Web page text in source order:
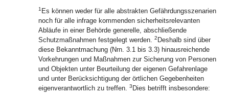
1 Es können weder für alle abstrakten Gefährdungsszenarien
noch für alle infrage kommenden sicherheitsrelevanten
Abläufe in einer Behörde generelle, abschließende
Schutzmaßnahmen festgelegt werden. 2 Deshalb sind über
diese Bekanntmachung (Nrn. 3.1 bis 3.3) hinausreichende
Vorkehrungen und Maßnahmen zur Sicherung von Personen
und Objekten unter Beurteilung der eigenen Gefahrenlage
und unter Berücksichtigung der örtlichen Gegebenheiten
eigenverantwortlich zu treffen. 3 Dies betrifft insbesondere: